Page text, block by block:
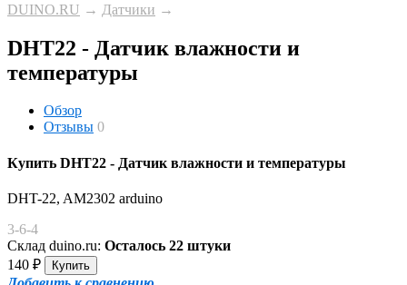
DUINO.RU → Датчики →
DHT22 - Датчик влажности и
температуры
Обзор
Отзывы 0
Купить DHT22 - Датчик влажности и температуры
DHT-22, AM2302 arduino
3-6-4
Склад duino.ru: Осталось 22 штуки
140 ₽